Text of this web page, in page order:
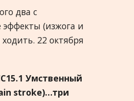
Italiano
Русский
два с
(изжога и
22 октября
15.1 Умственный
stroke)…три